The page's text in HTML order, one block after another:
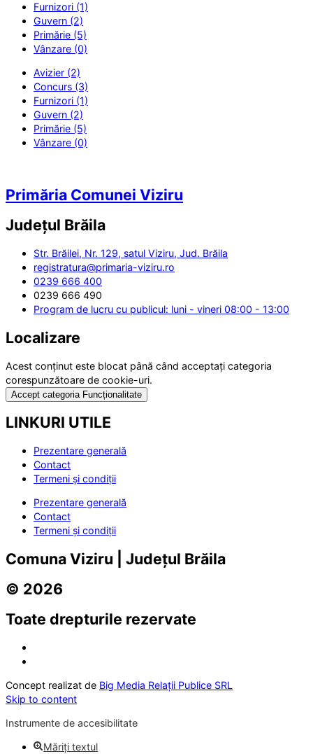
Furnizori (1)
Guvern (2)
Primărie (5)
Vânzare (0)
Avizier (2)
Concurs (3)
Furnizori (1)
Guvern (2)
Primărie (5)
Vânzare (0)
Primăria Comunei Viziru
Județul Brăila
Str. Brăilei, Nr. 129, satul Viziru, Jud. Brăila
registratura@primaria-viziru.ro
0239 666 400
0239 666 490
Program de lucru cu publicul: luni - vineri 08:00 - 13:00
Localizare
Acest conținut este blocat până când acceptați categoria
corespunzătoare de cookie-uri.
Accept categoria Funcționalitate
LINKURI UTILE
Prezentare generală
Contact
Termeni și condiții
Prezentare generală
Contact
Termeni și condiții
Comuna Viziru | Județul Brăila
© 2026
Toate drepturile rezervate
Concept realizat de Big Media Relații Publice SRL
Skip to content
Instrumente de accesibilitate
Măriți textul